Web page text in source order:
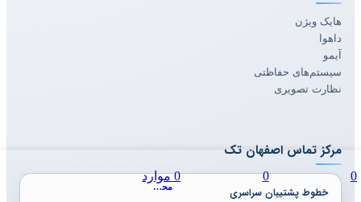
هایک ویژن
داهوا
آیمو
سیستم‌های حفاظتی
نظارت تصویری
مرکز تماس اصفهان تک
خطوط پشتیبان سراسری
0
مقایسه
0
علاقه مندی ها
0 موارد
محصول